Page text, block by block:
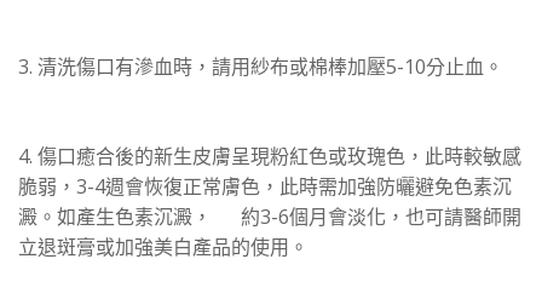
3. 清洗傷口有滲血時，請用紗布或棉棒加壓5-10分止血。
4. 傷口癒合後的新生皮膚呈現粉紅色或玫瑰色，此時較敏感
脆弱，3-4週會恢復正常膚色，此時需加強防曬避免色素沉
澱。如產生色素沉澱， 約3-6個月會淡化，也可請醫師開
立退斑膏或加強美白產品的使用。